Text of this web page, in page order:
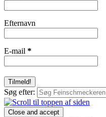
Efternavn
E-mail *
Søg efter: